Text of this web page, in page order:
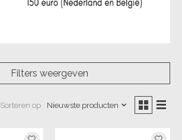
Filters weergeven
Sorteren op Nieuwste producten